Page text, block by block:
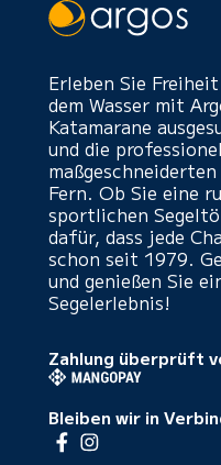
Erleben Sie
dem Wasser mit
Katamarane
und die
Fern. Ob Sie eine
sportlichen
dafür, dass jede
schon seit 1979.
und genießen Sie
Segelerlebnis!
Zahlung überprüft
Bleiben wir in